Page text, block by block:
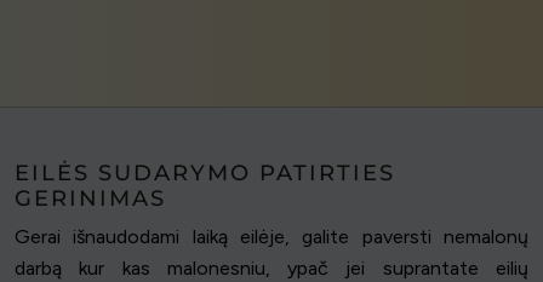
EILĖS SUDARYMO PATIRTIES
GERINIMAS
Gerai išnaudodami laiką eilėje, galite paversti nemalonų
darbą kur kas malonesniu, ypač jei suprantate eilių